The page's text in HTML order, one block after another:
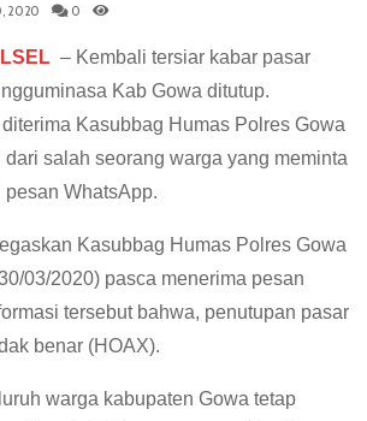
2020 0
– Kembali tersiar kabar pasar
Kab Gowa ditutup.
diterima Kasubbag Humas Polres Gowa
dari salah seorang warga yang meminta
WhatsApp.
Kasubbag Humas Polres Gowa
03/2020) pasca menerima pesan
tersebut bahwa, penutupan pasar
benar (HOAX).
warga kabupaten Gowa tetap